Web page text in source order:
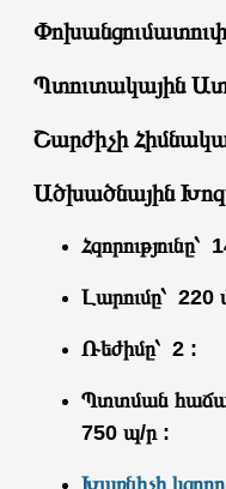
Փոխանցումատուփ
Պտուտակային
Շարժիչի
Ածխածնային
Լարումը՝ 220
Ռեժիմը՝ 2 :
Պտտման
750 պ/ր :